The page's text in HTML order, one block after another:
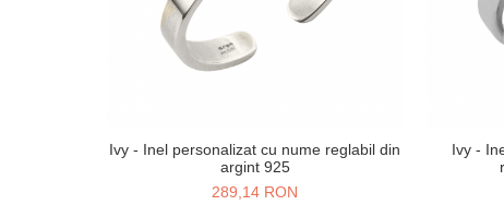
Ivy - Inel personalizat cu nume reglabil din
argint 925
289,14 RON
Ivy -